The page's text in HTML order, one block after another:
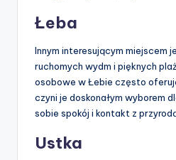
Łeba
Innym interesującym miejscem
ruchomych wydm i pięknych
osobowe w Łebie często
czyni je doskonałym wyborem
sobie spokój i kontakt z
Ustka